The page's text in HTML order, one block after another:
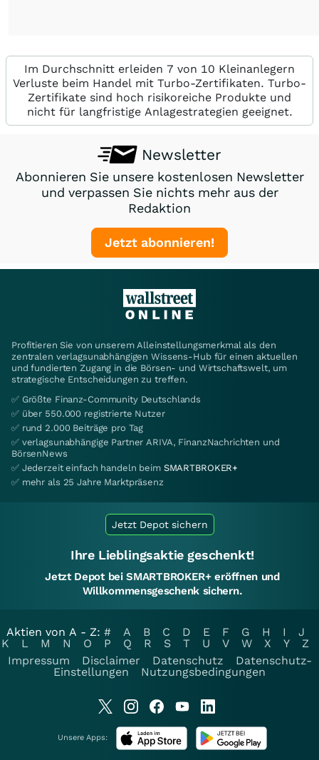
Im Durchschnitt erleiden 7 von 10 Kleinanlegern
Verluste beim Handel mit Turbo-Zertifikaten. Turbo-
Zertifikate sind hoch risikoreiche Produkte und
nicht für langfristige Anlagestrategien geeignet.
Newsletter
Abonnieren Sie unsere kostenlosen Newsletter
und verpassen Sie nichts mehr aus der
Redaktion
Jetzt abonnieren!
Profitieren Sie von unserem Alleinstellungsmerkmal als den
zentralen verlagsunabhängigen Wissens-Hub für einen aktuellen
und fundierten Zugang in die Börsen- und Wirtschaftswelt, um
strategische Entscheidungen zu treffen.
✅ Größte Finanz-Community Deutschlands
✅ über 550.000 registrierte Nutzer
✅ rund 2.000 Beiträge pro Tag
✅ verlagsunabhängige Partner ARIVA, FinanzNachrichten und
BörsenNews
✅ Jederzeit einfach handeln beim SMARTBROKER+
✅ mehr als 25 Jahre Marktpräsenz
Jetzt Depot sichern
Ihre Lieblingsaktie geschenkt!
Jetzt Depot bei SMARTBROKER+ eröffnen und
Willkommensgeschenk sichern.
Aktien von A - Z: # A B C D E F G H I
J
K
L M N O P Q R S T U V W X Y
Z
Impressum
Disclaimer Datenschutz
Datenschutz-
Einstellungen
Nutzungsbedingungen
Unsere Apps: